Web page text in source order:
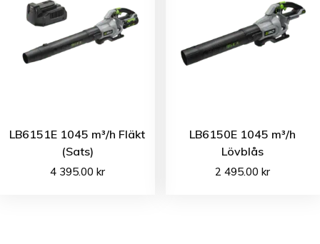
LB6151E 1045 m³/h Fläkt
(Sats)
4 395.00 kr
LB6150E 1045 m³/h
Lövblås
2 495.00kr